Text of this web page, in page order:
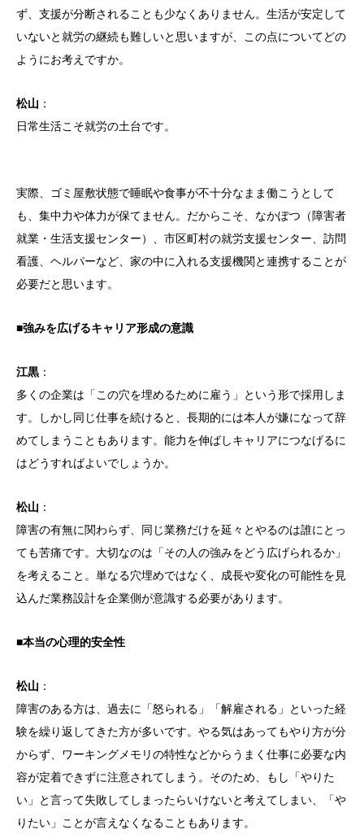
ず、支援が分断されることも少なくありません。生活が安定して
いないと就労の継続も難しいと思いますが、この点についてどの
ようにお考えですか。
松山 ：
日常生活こそ就労の土台です。
実際、ゴミ屋敷状態で睡眠や食事が不十分なまま働こうとして
も、集中力や体力が保てません。だからこそ、なかぽつ（障害者
就業・生活支援センター）、市区町村の就労支援センター、訪問
看護、ヘルパーなど、家の中に入れる支援機関と連携することが
必要だと思います。
■強みを広げるキャリア形成の意識
江黒 ：
多くの企業は「この穴を埋めるために雇う」という形で採用しま
す。しかし同じ仕事を続けると、長期的には本人が嫌になって辞
めてしまうこともあります。能力を伸ばしキャリアにつなげるに
はどうすればよいでしょうか。
松山 ：
障害の有無に関わらず、同じ業務だけを延々とやるのは誰にとっ
ても苦痛です。大切なのは「その人の強みをどう広げられるか」
を考えること。単なる穴埋めではなく、成長や変化の可能性を見
込んだ業務設計を企業側が意識する必要があります。
■本当の心理的安全性
松山 ：
障害のある方は、過去に「怒られる」「解雇される」といった経
験を繰り返してきた方が多いです。やる気はあってもやり方が分
からず、ワーキングメモリの特性などからうまく仕事に必要な内
容が定着できずに注意されてしまう。そのため、もし「やりた
い」と言って失敗してしまったらいけないと考えてしまい、「や
りたい」ことが言えなくなることもあります。